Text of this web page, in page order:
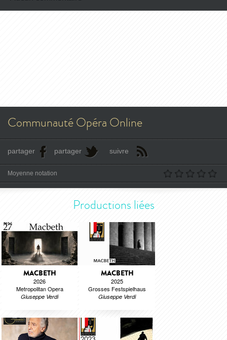
Communauté Opéra Online
partager partager suivre
Moyenne notation
Productions liées
MACBETH
2026
Metropolitan Opera
Giuseppe Verdi
MACBETH
2025
Grosses Festspielhaus
Giuseppe Verdi